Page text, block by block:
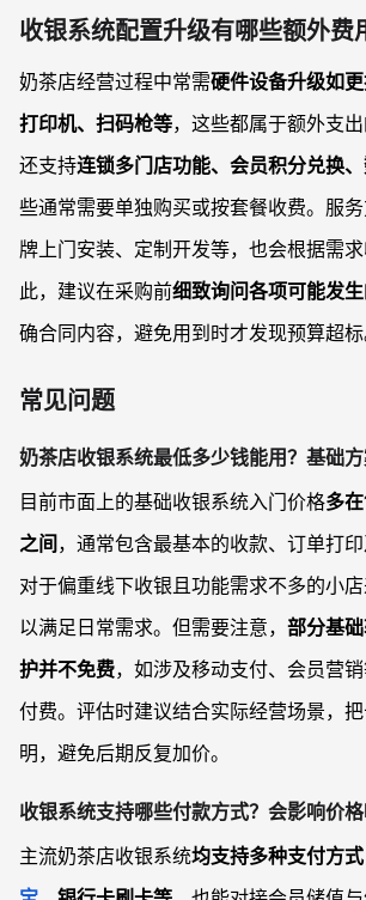
收银系统配置升级有哪些额外费
奶茶店经营过程中常需硬件设备升级如
打印机、扫码枪等，这些都属于额外支
还支持连锁多门店功能、会员积分兑换
些通常需要单独购买或按套餐收费。服
牌上门安装、定制开发等，也会根据需
此，建议在采购前细致询问各项可能发
确合同内容，避免用到时才发现预算超标
常见问题
奶茶店收银系统最低多少钱能用？基础方
目前市面上的基础收银系统入门价格多
之间，通常包含最基本的收款、订单打印
对于偏重线下收银且功能需求不多的小
以满足日常需求。但需要注意， 部分基
护并不免费，如涉及移动支付、会员营
付费。评估时建议结合实际经营场景，
明，避免后期反复加价。
收银系统支持哪些付款方式？会影响价格
主流奶茶店收银系统均支持多种支付方式